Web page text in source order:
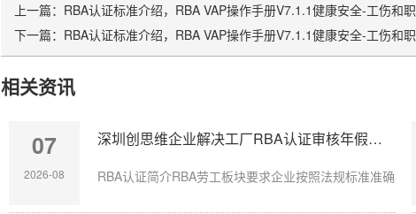
上一篇： RBA认证标准介绍，RBA VAP操作手册V7.1.1健康安全-工伤和职
下一篇： RBA认证标准介绍，RBA VAP操作手册V7.1.1健康安全-工伤和职
相关资讯
07
2026-08
深圳创思维企业解决工厂RBA认证审核年假计算不准确
RBA认证简介RBA劳工板块要求企业按照法规标准准确核